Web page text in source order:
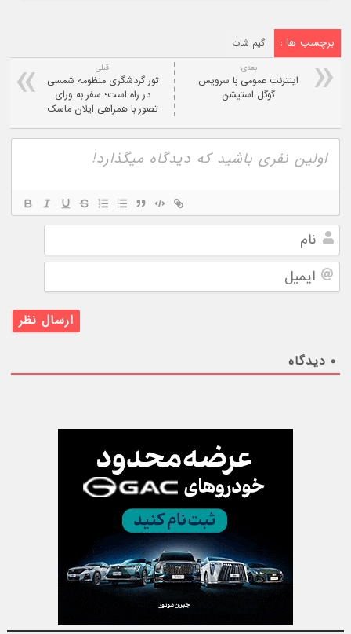
برچسب ها : گیم شات
قبلی
تور گردشگری منظومه شمسی
در راه است؛ سفر به ورای
تصور با همراهی ایلان ماسک
بعدی:
اینترنت عمومی با سرویس
گوگل استیشن
ایمیل
۰ دیدگاه